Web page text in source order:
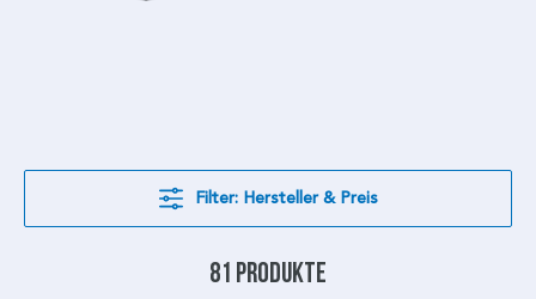
Filter: Hersteller & Preis
81 Produkte